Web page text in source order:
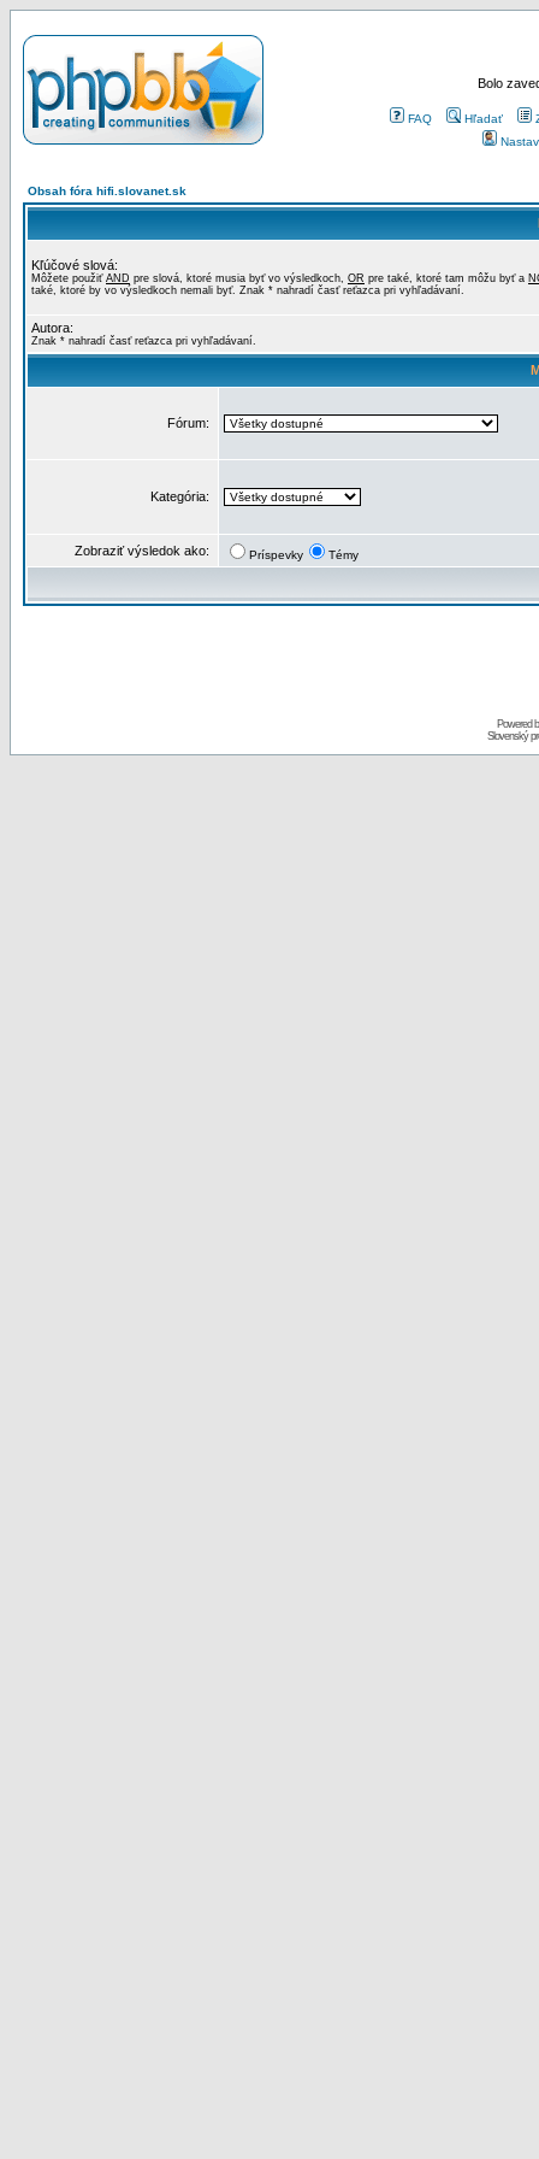
Bolo
FAQ Hľadať
Obsah fóra hifi.slovanet.sk
Kľúčové slová:
Môžete použiť AND pre slová, ktoré musia byť vo výsledkoch, OR pre také, ktoré tam môžu byť a
také, ktoré by vo výsledkoch nemali byť. Znak * nahradí časť reťazca pri vyhľadávaní.
Autora:
Znak * nahradí časť reťazca pri vyhľadávaní.
Fórum:
Kategória:
Zobraziť výsledok ako: Príspevky Témy
Powered
Slovenský